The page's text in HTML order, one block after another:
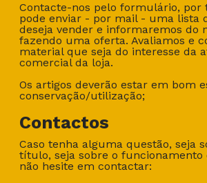
Contacte-nos pelo formulário, por
pode enviar - por mail - uma lista
deseja vender e informaremos do
fazendo uma oferta. Avaliamos e
material que seja do interesse da
comercial da loja.
Os artigos deverão estar em bom
conservação/utilização;
Contactos
Caso tenha alguma questão, seja
título, seja sobre o funcionamento
não hesite em contactar: